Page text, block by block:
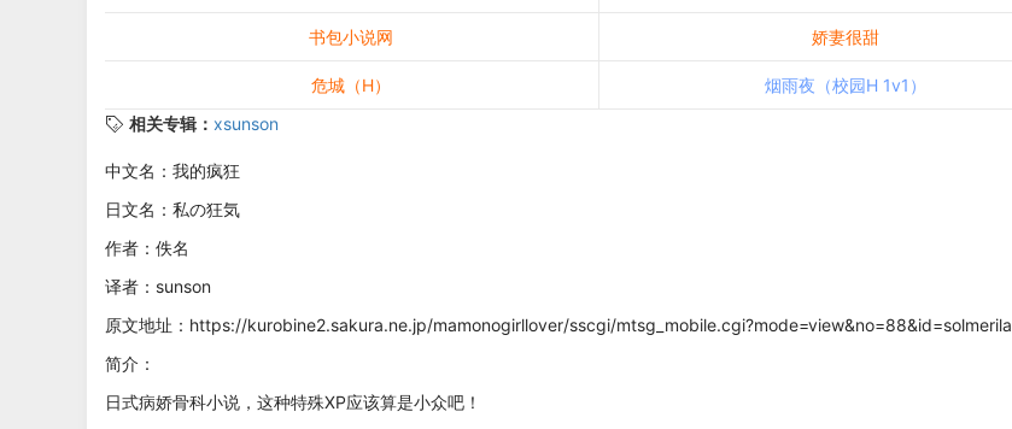
书包小说网 娇妻很甜
危城（H）
烟雨夜（校园H 1v1）
相关专辑： xsunson
中文名：我的疯狂
日文名：私の狂気
作者：佚名
译者：sunson
原文地址：https://kurobine2.sakura.ne.jp/mamonogirllover/sscgi/mtsg_mobile.cgi?mode=view&no=88&id=solmerila
简介：
日式病娇骨科小说，这种特殊XP应该算是小众吧！